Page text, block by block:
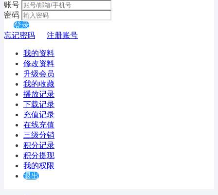
账号
密码
登录
忘记密码
注册账号
我的资料
修改资料
升级会员
我的收藏
播放记录
下载记录
充值记录
在线充值
三级分销
积分记录
积分提现
我的权限
退出